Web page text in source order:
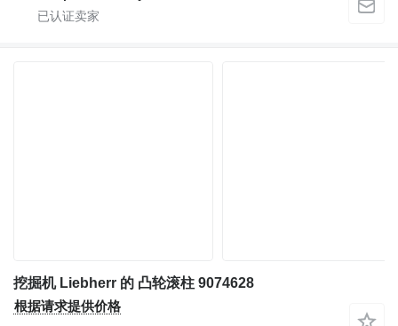
挖掘机 Liebherr 的 凸轮滚柱 9074628
根据请求提供价格